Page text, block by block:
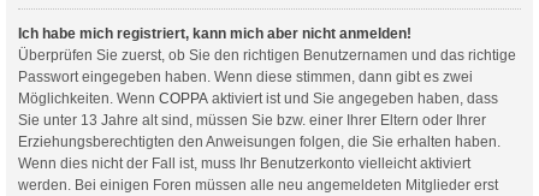
Ich habe mich registriert, kann mich aber nicht anmelden!
Überprüfen Sie zuerst, ob Sie den richtigen Benutzernamen und das richtige
Passwort eingegeben haben. Wenn diese stimmen, dann gibt es zwei
Möglichkeiten. Wenn COPPA aktiviert ist und Sie angegeben haben, dass
Sie unter 13 Jahre alt sind, müssen Sie bzw. einer Ihrer Eltern oder Ihrer
Erziehungsberechtigten den Anweisungen folgen, die Sie erhalten haben.
Wenn dies nicht der Fall ist, muss Ihr Benutzerkonto vielleicht aktiviert
werden. Bei einigen Foren müssen alle neu angemeldeten Mitglieder erst